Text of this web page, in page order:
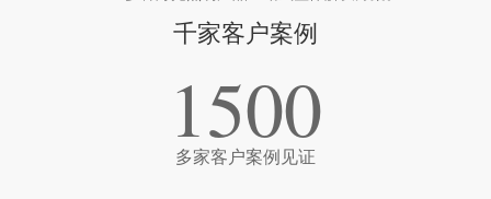
千家客户案例
1500
多家客户案例见证